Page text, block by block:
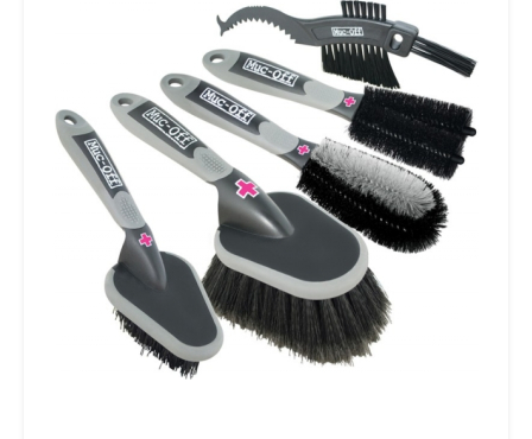
blijft leveren, ook onder slechte
weersomstandigheden. Wanneer je geen zin
hebt om telkens maar je ketting in te smeren
en toch de best mogelijke schakelprestaties
met een lage frictie wilt hebben, kijk dan niet
verder. De C3 Ceramic Wet Lube komt in een
ergonomische flacon met een pipet systeem
welke makkelijk is te gebruiken. De olie is voor
95% biologisch afbreekbaar en is ideaal voor
racefietsen, cyclecross en mountainbikes.